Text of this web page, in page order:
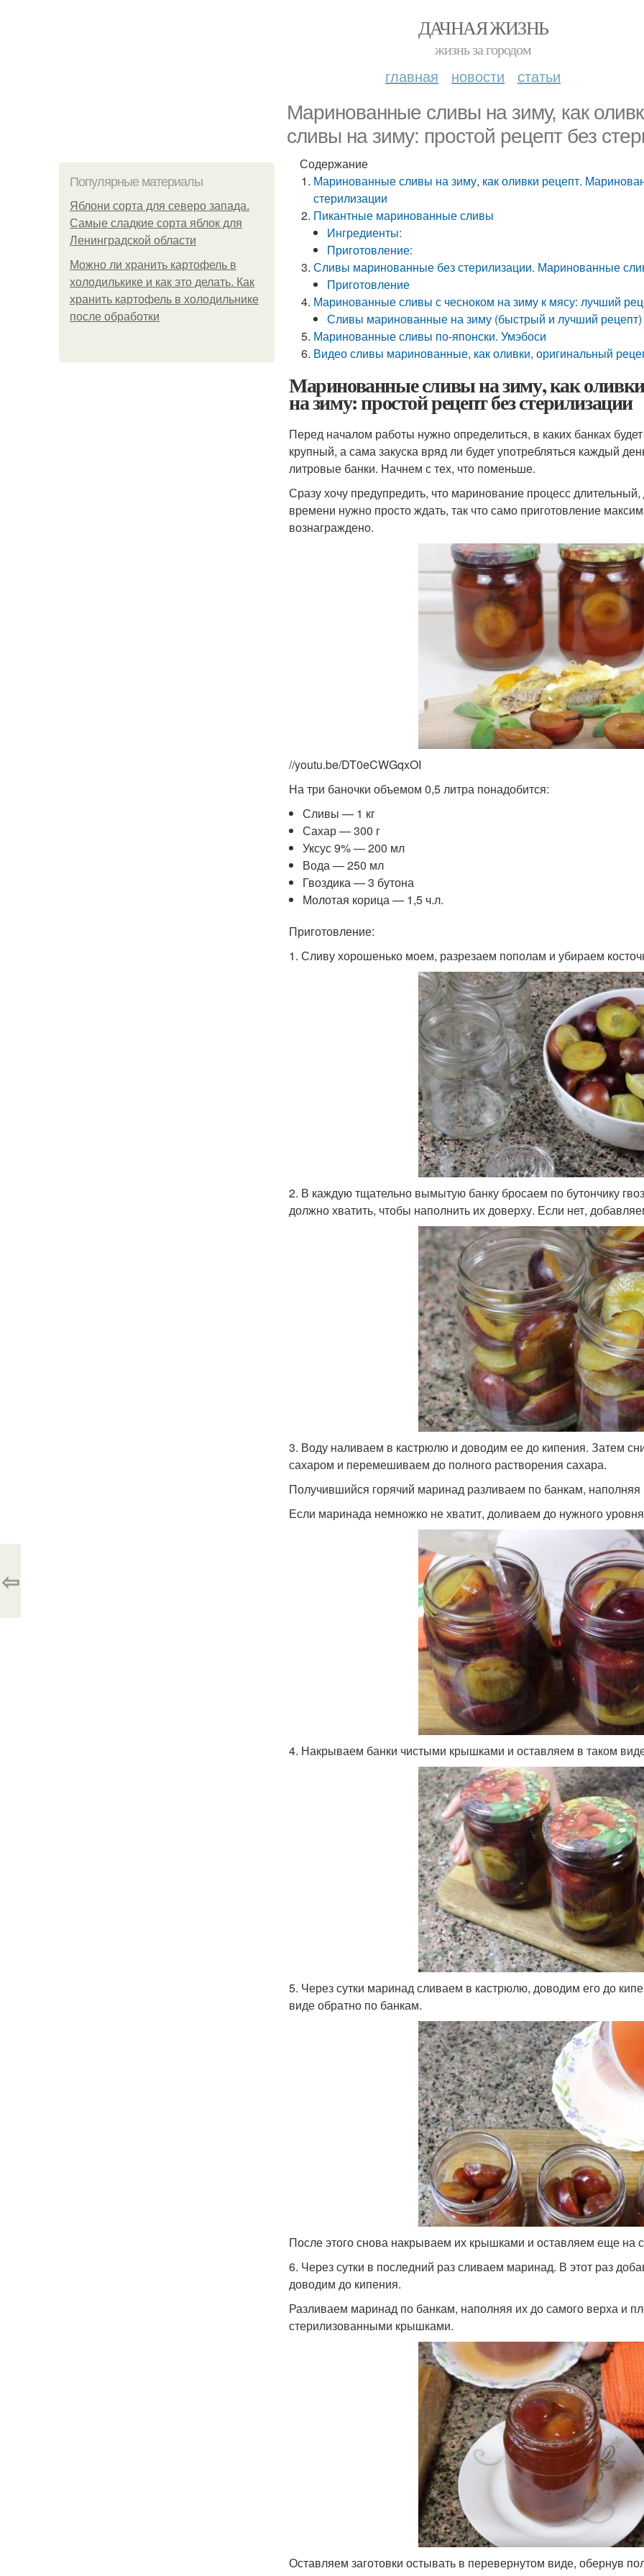
ДАЧНАЯ ЖИЗНЬ
жизнь за городом
главная новости статьи
Маринованные сливы на зиму, как
сливы на зиму: простой рецепт без
Популярные материалы
Яблони сорта для северо запада.
Самые сладкие сорта яблок для
Ленинградской области
Можно ли хранить картофель в
холодилькике и как это делать. Как
хранить картофель в холодильнике
после обработки
Содержание
Маринованные сливы на зиму, как оливки рецепт.
стерилизации
Пикантные маринованные сливы
Ингредиенты:
Приготовление:
Сливы маринованные без стерилизации. Маринованные
Приготовление
Маринованные сливы с чесноком на зиму к мясу: лучший
Сливы маринованные на зиму (быстрый и лучший рецепт)
Маринованные сливы по-японски. Умэбоси
Видео сливы маринованные, как оливки, оригинальный
Маринованные сливы на зиму, как
на зиму: простой рецепт без стерилизации
Перед началом работы нужно определиться, в каких банках
крупный, а сама закуска вряд ли будет употребляться каждый
литровые банки. Начнем с тех, что поменьше.
Сразу хочу предупредить, что маринование процесс
времени нужно просто ждать, так что само приготовление
вознаграждено.
//youtu.be/DT0eCWGqxOI
На три баночки объемом 0,5 литра понадобится:
Сливы — 1 кг
Сахар — 300 г
Уксус 9% — 200 мл
Вода — 250 мл
Гвоздика — 3 бутона
Молотая корица — 1,5 ч.л.
Приготовление:
1. Сливу хорошенько моем, разрезаем пополам и убираем
2. В каждую тщательно вымытую банку бросаем по бутончику
должно хватить, чтобы наполнить их доверху. Если нет,
3. Воду наливаем в кастрюлю и доводим ее до кипения. Затем
сахаром и перемешиваем до полного растворения сахара.
Получившийся горячий маринад разливаем по банкам,
Если маринада немножко не хватит, доливаем до нужного
4. Накрываем банки чистыми крышками и оставляем в таком
5. Через сутки маринад сливаем в кастрюлю, доводим его до
виде обратно по банкам.
После этого снова накрываем их крышками и оставляем еще на
6. Через сутки в последний раз сливаем маринад. В этот раз
доводим до кипения.
Разливаем маринад по банкам, наполняя их до самого верха и
стерилизованными крышками.
Оставляем заготовки остывать в перевернутом виде, обернув
⇦